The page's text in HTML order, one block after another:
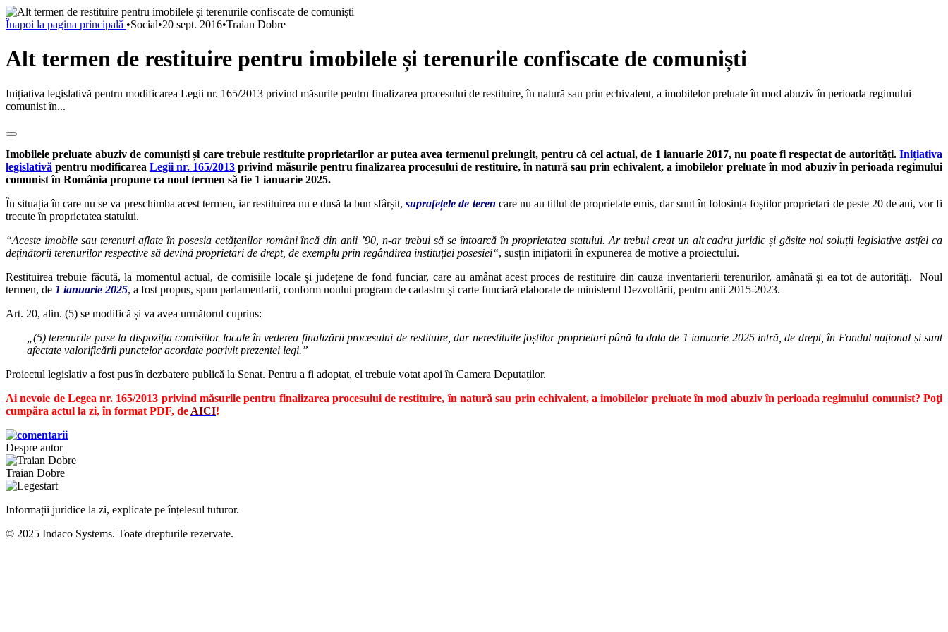
Înapoi la pagina principală •Social•20 sept. 2016•Traian Dobre
Alt termen de restituire pentru imobilele și terenurile confiscate de comuniști
Inițiativa legislativă pentru modificarea Legii nr. 165/2013 privind măsurile pentru finalizarea procesului de restituire, în natură sau prin echivalent, a imobilelor preluate în mod abuziv în perioada regimului
comunist în...
Imobilele preluate abuziv de comuniști și care trebuie restituite proprietarilor ar putea avea termenul prelungit, pentru că cel actual, de 1 ianuarie 2017, nu poate fi respectat de autorități. Inițiativa
legislativă pentru modificareaLegii nr. 165/2013 privind măsurile pentru finalizarea procesului de restituire, în natură sau prin echivalent, a imobilelor preluate în mod abuziv în perioada regimului
comunist în România propune ca noul termen să fie 1 ianuarie 2025.
În situația în care nu se va preschimba acest termen, iar restituirea nu e dusă la bun sfârșit,suprafețele de teren care nu au titlul de proprietate emis, dar sunt în folosința foștilor proprietari de peste 20 de ani, vor fi
trecute în proprietatea statului.
“Aceste imobile sau terenuri aflate în posesia cetățenilor români încă din anii ’90, n-ar trebui să se întoarcă în proprietatea statului. Ar trebui creat un alt cadru juridic și găsite noi soluții legislative astfel ca
deținătorii terenurilor respective să devină proprietari de drept, de exemplu prin regândirea instituției posesiei“, susțin inițiatorii în expunerea de motive a proiectului.
Restituirea trebuie făcută, la momentul actual, de comisiile locale și județene de fond funciar, care au amânat acest proces de restituire din cauza inventarierii terenurilor, amânată și ea tot de autorități. Noul
termen, de 1 ianuarie 2025, a fost propus, spun parlamentarii, conform noului program de cadastru și carte funciară elaborate de ministerul Dezvoltării, pentru anii 2015-2023.
Art. 20, alin. (5) se modifică și va avea următorul cuprins:
„(5) terenurile puse la dispoziția comisiilor locale în vederea finalizării procesului de restituire, dar nerestituite foștilor proprietari până la data de 1 ianuarie 2025 intră, de drept, în Fondul național și sunt
afectate valorificării punctelor acordate potrivit prezentei legi.”
Proiectul legislativ a fost pus în dezbatere publică la Senat. Pentru a fi adoptat, el trebuie votat apoi în Camera Deputaților.
Ai nevoie de Legea nr. 165/2013 privind măsurile pentru finalizarea procesului de restituire, în natură sau prin echivalent, a imobilelor preluate în mod abuziv în perioada regimului comunist? Poţi
cumpăra actul la zi, în format PDF, de AICI!
Despre autor
Traian Dobre
Informații juridice la zi, explicate pe înțelesul tuturor.
© 2025 Indaco Systems. Toate drepturile rezervate.